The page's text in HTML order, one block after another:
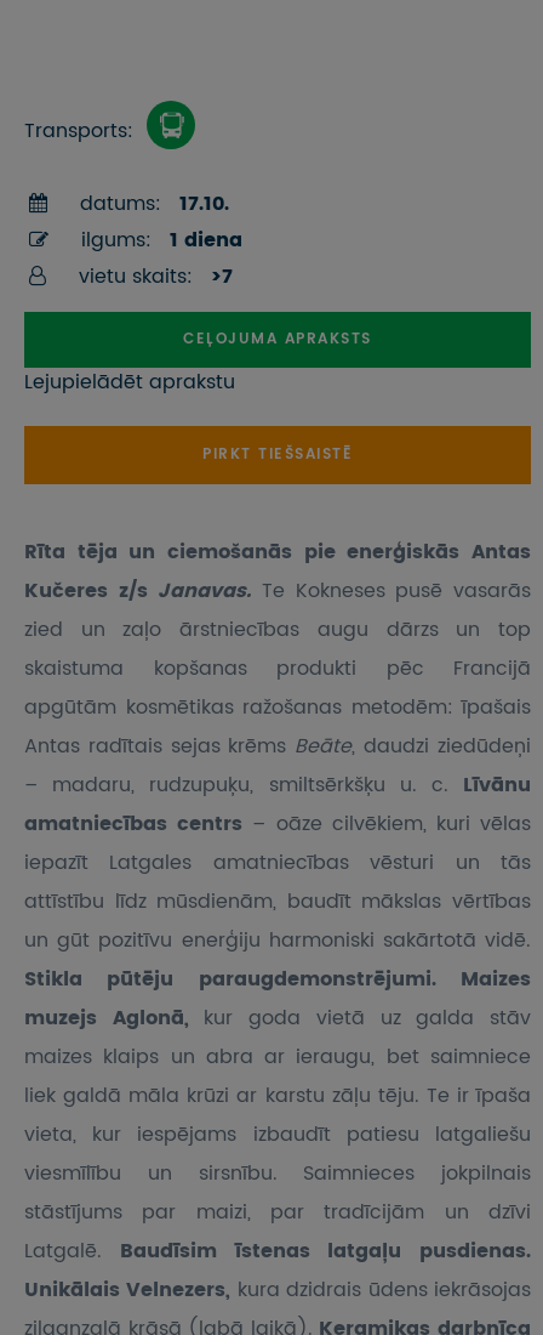
Transports:
datums:
17.10.
ilgums:
1 diena
vietu skaits:
>7
CEĻOJUMA APRAKSTS
Lejupielādēt aprakstu
PIRKT TIEŠSAISTĒ
Rīta tēja un ciemošanās pie enerģiskās Antas
Kučeres z/s Janavas. Te Kokneses pusē vasarās
zied un zaļo ārstniecības augu dārzs un top
skaistuma kopšanas produkti pēc Francijā
apgūtām kosmētikas ražošanas metodēm: īpašais
Antas radītais sejas krēms Beāte, daudzi ziedūdeņi
– madaru, rudzupuķu, smiltsērkšķu u. c. Līvānu
amatniecības centrs – oāze cilvēkiem, kuri vēlas
iepazīt Latgales amatniecības vēsturi un tās
attīstību līdz mūsdienām, baudīt mākslas vērtības
un gūt pozitīvu enerģiju harmoniski sakārtotā vidē.
Stikla pūtēju paraugdemonstrējumi. Maizes
muzejs Aglonā, kur goda vietā uz galda stāv
maizes klaips un abra ar ieraugu, bet saimniece
liek galdā māla krūzi ar karstu zāļu tēju. Te ir īpaša
vieta, kur iespējams izbaudīt patiesu latgaliešu
viesmīlību un sirsnību. Saimnieces jokpilnais
stāstījums par maizi, par tradīcijām un dzīvi
Latgalē. Baudīsim īstenas latgaļu pusdienas.
Unikālais Velnezers, kura dzidrais ūdens iekrāsojas